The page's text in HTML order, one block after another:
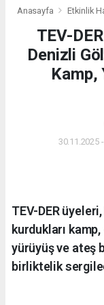
Anasayfa Etkinlik
TEV-
Denizli
Kamp,
30.11.2025
TEV-DER
kurdukları
yürüyüş ve ateş
birliktelik